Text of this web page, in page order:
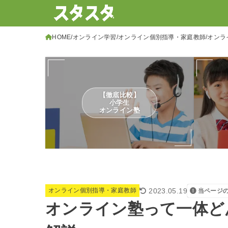
HOME オンライン学習 オンライン個別指導・家庭教師 オンラ
【徹底比較】
小学生
オンライン塾
オンライン個別指導・家庭教師 2023.05.19 当ページ
オンライン塾って一体